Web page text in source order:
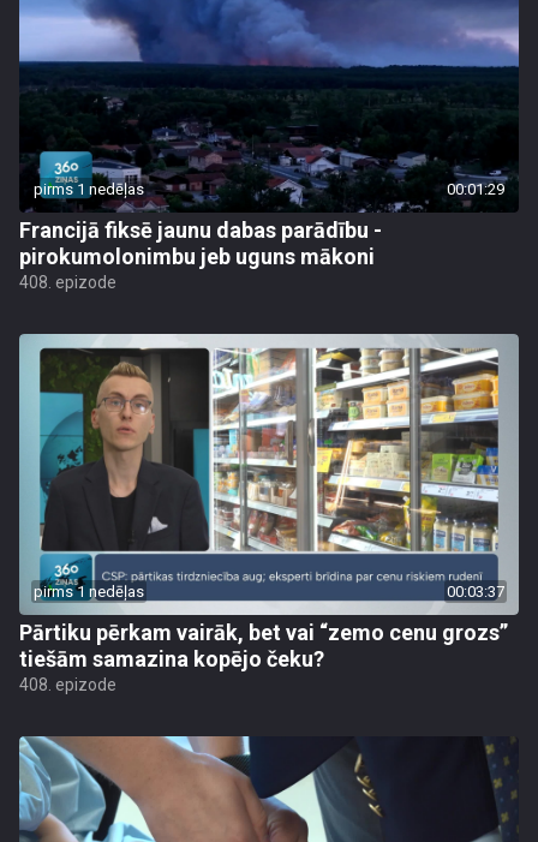
pirms 1 nedēļas 00:01:29
Francijā fiksē jaunu dabas parādību -
pirokumolonimbu jeb uguns mākoni
408. epizode
pirms 1 nedēļas 00:03:37
Pārtiku pērkam vairāk, bet vai “zemo cenu grozs”
tiešām samazina kopējo čeku?
408. epizode